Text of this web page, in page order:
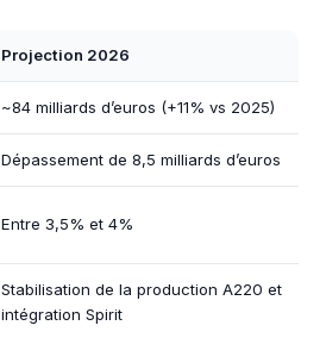
Projection 2026
~84 milliards d’euros (+11% vs 2025)
Dépassement de 8,5 milliards d’euros
Entre 3,5% et 4%
Stabilisation de la production A220 et
intégration Spirit